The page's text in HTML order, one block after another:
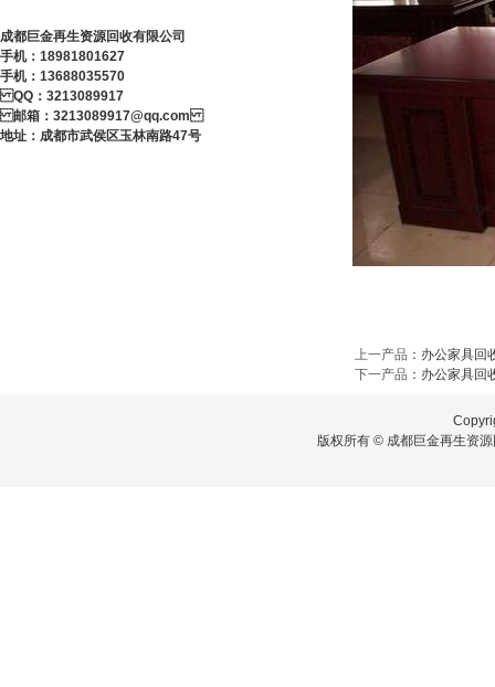
成都巨金再生资源回收有限公司
手机：18981801627
手机：13688035570
QQ：3213089917
邮箱：3213089917@qq.com
地址：成都市武侯区玉林南路47号
上一产品 ： 办公家具回
下一产品 ： 办公家具回
版权所有 © 成都巨金再生资